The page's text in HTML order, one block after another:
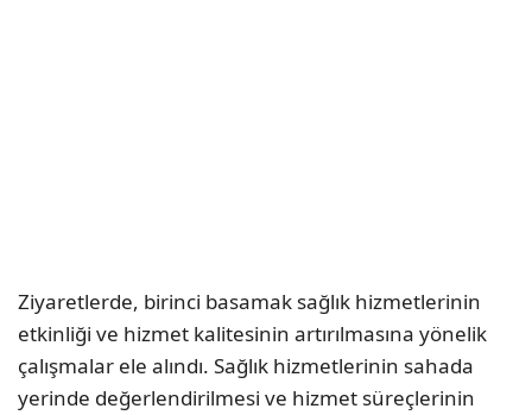
Ziyaretlerde, birinci basamak sağlık hizmetlerinin
etkinliği ve hizmet kalitesinin artırılmasına yönelik
çalışmalar ele alındı. Sağlık hizmetlerinin sahada
yerinde değerlendirilmesi ve hizmet süreçlerinin